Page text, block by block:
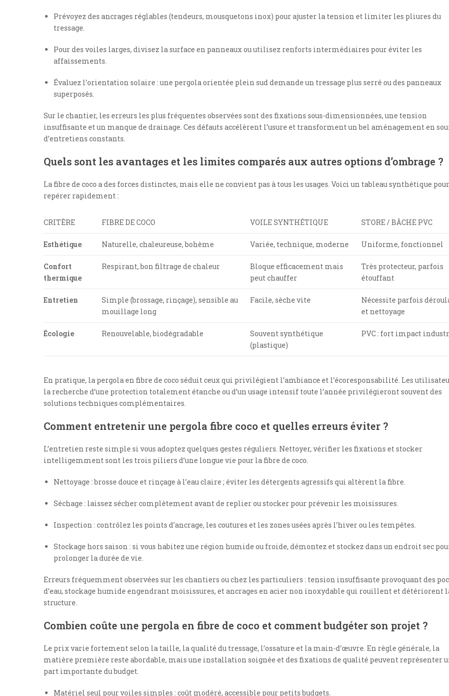
Prévoyez des ancrages réglables (tendeurs, mousquetons inox) pour ajuster la tension et limiter les pliures du
tressage.
Pour des voiles larges, divisez la surface en panneaux ou utilisez renforts intermédiaires pour éviter les
affaissements.
Évaluez l’orientation solaire : une pergola orientée plein sud demande un tressage plus serré ou des panneaux
superposés.
Sur le chantier, les erreurs les plus fréquentes observées sont des fixations sous-dimensionnées, une tension
insuffisante et un manque de drainage. Ces défauts accélèrent l’usure et transforment un bel aménagement en
d’entretiens constants.
Quels sont les avantages et les limites comparés aux autres options d’ombrage ?
La fibre de coco a des forces distinctes, mais elle ne convient pas à tous les usages. Voici un tableau synthétique
repérer rapidement :
CRITÈRE FIBRE DE COCO VOILE SYNTHÉTIQUE STORE / BÂCHE PVC
Esthétique Naturelle, chaleureuse, bohème Variée, technique, moderne Uniforme, fonctionnel
Confort
thermique
Respirant, bon filtrage de chaleur
Bloque efficacement mais
peut chauffer
Très protecteur, parfois
étouffant
Entretien
Simple (brossage, rinçage), sensible au
mouillage long
Facile, sèche vite
Nécessite parfois
et nettoyage
Écologie Renouvelable, biodégradable
Souvent synthétique
(plastique)
PVC : fort impact
En pratique, la pergola en fibre de coco séduit ceux qui privilégient l’ambiance et l’écoresponsabilité. Les
la recherche d’une protection totalement étanche ou d’un usage intensif toute l’année privilégieront souvent des
solutions techniques complémentaires.
Comment entretenir une pergola fibre coco et quelles erreurs éviter ?
L’entretien reste simple si vous adoptez quelques gestes réguliers. Nettoyer, vérifier les fixations et stocker
intelligemment sont les trois piliers d’une longue vie pour la fibre de coco.
Nettoyage : brosse douce et rinçage à l’eau claire ; éviter les détergents agressifs qui altèrent la fibre.
Séchage : laissez sécher complètement avant de replier ou stocker pour prévenir les moisissures.
Inspection : contrôlez les points d’ancrage, les coutures et les zones usées après l’hiver ou les tempêtes.
Stockage hors saison : si vous habitez une région humide ou froide, démontez et stockez dans un endroit sec
prolonger la durée de vie.
Erreurs fréquemment observées sur les chantiers ou chez les particuliers : tension insuffisante provoquant des
d’eau, stockage humide engendrant moisissures, et ancrages en acier non inoxydable qui rouillent et détériorent
structure.
Combien coûte une pergola en fibre de coco et comment budgéter son projet ?
Le prix varie fortement selon la taille, la qualité du tressage, l’ossature et la main-d’œuvre. En règle générale, la
matière première reste abordable, mais une installation soignée et des fixations de qualité peuvent représenter
part importante du budget.
Matériel seul pour voiles simples : coût modéré, accessible pour petits budgets.